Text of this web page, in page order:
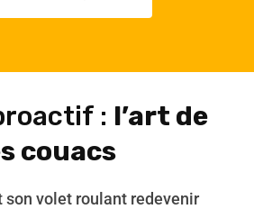
: l’art de
couacs
son volet roulant redevenir